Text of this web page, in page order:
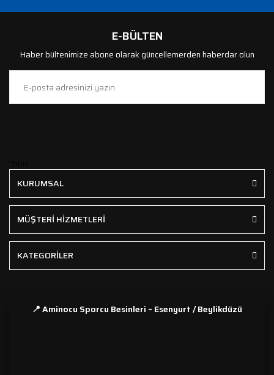
E-BÜLTEN
Haber bültenimize abone olarak güncellemerden haberdar olun
KURUMSAL
MÜŞTERİ HİZMETLERİ
KATEGORİLER
📍 Aminocu Sporcu Besinleri – Esenyurt / Beylikdüzü